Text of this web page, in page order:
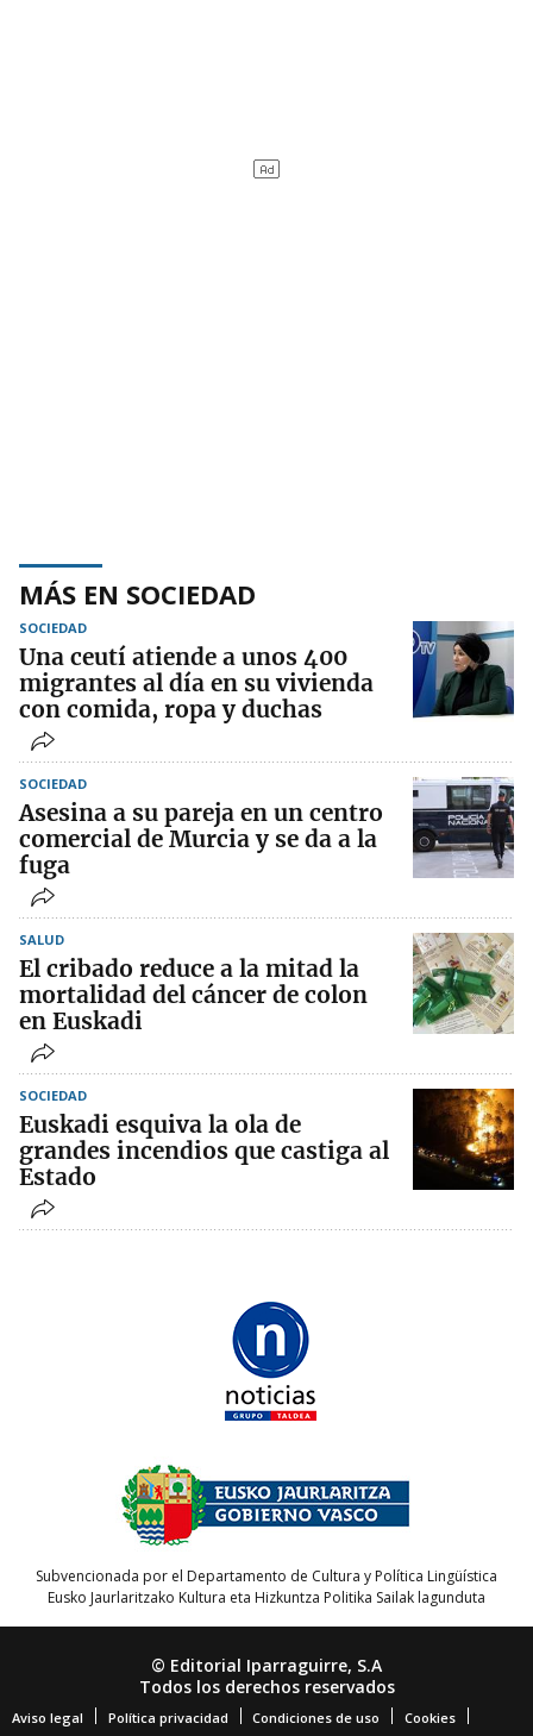
MÁS EN SOCIEDAD
SOCIEDAD
Una ceutí atiende a unos 400
migrantes al día en su vivienda
con comida, ropa y duchas
SOCIEDAD
Asesina a su pareja en un centro
comercial de Murcia y se da a la
fuga
SALUD
El cribado reduce a la mitad la
mortalidad del cáncer de colon
en Euskadi
SOCIEDAD
Euskadi esquiva la ola de
grandes incendios que castiga al
Estado
Subvencionada por el Departamento de Cultura y Política Lingüística
Eusko Jaurlaritzako Kultura eta Hizkuntza Politika Sailak lagunduta
© Editorial Iparraguirre, S.A
Todos los derechos reservados
Aviso legal Política privacidad Condiciones de uso Cookies